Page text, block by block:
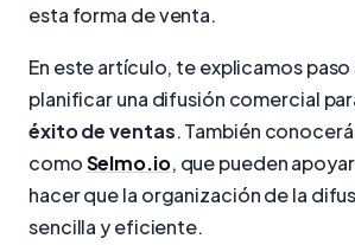
esta forma de venta.
En este artículo, te explicamos
planificar una difusión comercial
éxito de ventas. También
comoSelmo.io, que pueden
hacer que la organización de la
sencilla y eficiente.